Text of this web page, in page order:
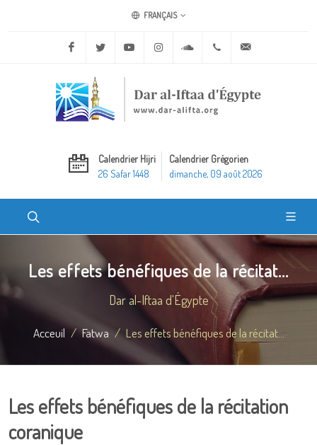
FRANÇAIS
Facebook Twitter Youtube Instagram Soundcloud+20 2 25970400
Calendrier Hijri
26 Safar 1448
Calendrier Grégorien
dimanche, 09 août 2026
Les effets bénéfiques de la récitat...
Dar al-Iftaa d'Égypte
Acceuil Fatwa Les effets bénéfiques de la récitat...
Les effets bénéfiques de la récitation
coranique